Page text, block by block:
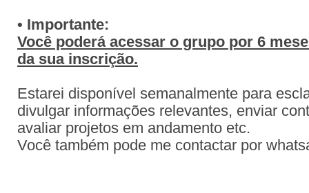
• Importante:
Você poderá acessar o grupo por 6
da sua inscrição.
Estarei disponível semanalmente para
divulgar informações relevantes, enviar
avaliar projetos em andamento etc.
Você também pode me contactar por